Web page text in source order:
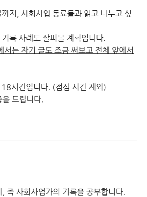
지, 사회사업 동료들과 읽고 나누고 싶
록 사례도 살펴볼 계획입니다.
서는 자기 글도 조금 써보고 전체 앞에서
시간입니다. (점심 시간 제외)
을 드립니다.
즉 사회사업가의 기록을 공부합니다.